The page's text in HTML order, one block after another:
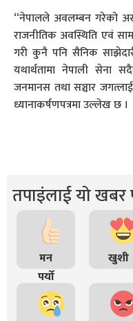
“नेपालले अवलम्बन गरेको
राजनीतिक अवस्थिति एवं
गरी कुनै पनि सैनिक
यथार्थतामा नेपाली सेना
जनमानस तथा सञ्चार
ध्यानाकर्षणपत्रमा उल्लेख छ ।
तपाइंलाई यो खबर
मन
पर्यो
खुशी